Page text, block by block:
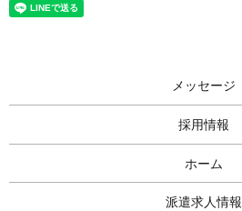
メッセージ
採用情報
ホーム
派遣求人情報